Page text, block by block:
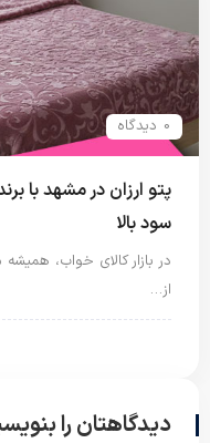
0 دیدگاه
پتو ارزان در مشهد با
سود بالا
در بازار کالای خواب،
از…
دیدگاهتان را